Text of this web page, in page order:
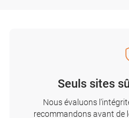
Seuls sites
Nous évaluons
recommandons avant de